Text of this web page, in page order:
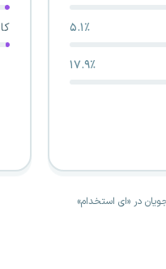
۵.۱٪
۱۷.۹٪
در «ای استخدام»